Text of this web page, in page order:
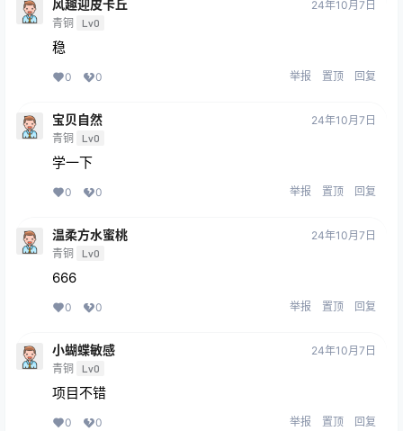
风趣迎皮卡丘
青铜 Lv0
24年10月7日
稳
0 0 举报 置顶 回复
宝贝自然
青铜 Lv0
24年10月7日
学一下
0 0 举报 置顶 回复
温柔方水蜜桃
青铜 Lv0
24年10月7日
666
0 0 举报 置顶 回复
小蝴蝶敏感
青铜 Lv0
24年10月7日
项目不错
0 0 举报 置顶 回复